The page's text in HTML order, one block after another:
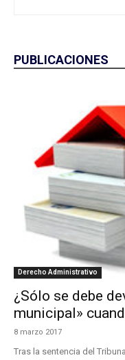
PUBLICACIONES
Derecho Administrativo
¿Sólo se debe
municipal»
8 marzo 2017
Tras la sentencia del